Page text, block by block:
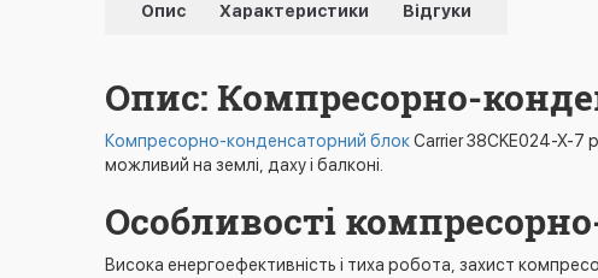
Опис Характеристики Відгуки
Опис: Компресорно-
Компресорно-конденсаторний блокCarrier 38CKE024-X-
можливий на землі, даху і балконі.
Особливості
Висока енергоефективність і тиха робота, захист